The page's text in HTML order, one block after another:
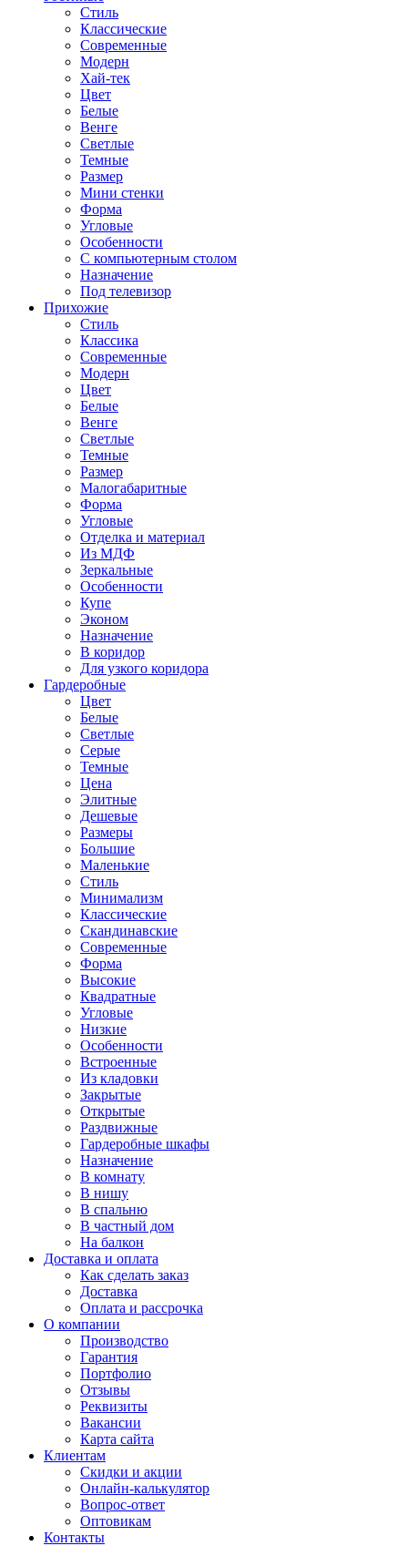
Стиль
Классические
Современные
Модерн
Хай-тек
Цвет
Белые
Венге
Светлые
Темные
Размер
Мини стенки
Форма
Угловые
Особенности
С компьютерным столом
Назначение
Под телевизор
Прихожие
Стиль
Классика
Современные
Модерн
Цвет
Белые
Венге
Светлые
Темные
Размер
Малогабаритные
Форма
Угловые
Отделка и материал
Из МДФ
Зеркальные
Особенности
Купе
Эконом
Назначение
В коридор
Для узкого коридора
Гардеробные
Цвет
Белые
Светлые
Серые
Темные
Цена
Элитные
Дешевые
Размеры
Большие
Маленькие
Стиль
Минимализм
Классические
Скандинавские
Современные
Форма
Высокие
Квадратные
Угловые
Низкие
Особенности
Встроенные
Из кладовки
Закрытые
Открытые
Раздвижные
Гардеробные шкафы
Назначение
В комнату
В нишу
В спальню
В частный дом
На балкон
Доставка и оплата
Как сделать заказ
Доставка
Оплата и рассрочка
О компании
Производство
Гарантия
Портфолио
Отзывы
Реквизиты
Вакансии
Карта сайта
Клиентам
Скидки и акции
Онлайн-калькулятор
Вопрос-ответ
Оптовикам
Контакты